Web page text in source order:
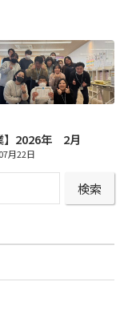
】2026年 2月
月22日
検索